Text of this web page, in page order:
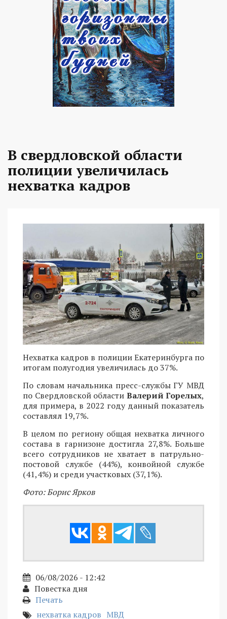
В свердловской области
полиции увеличилась
нехватка кадров
Нехватка кадров в полиции Екатеринбурга по
итогам полугодия увеличилась до 37%.
По словам начальника пресс-службы ГУ МВД
по Свердловской области Валерий Горелых,
для примера, в 2022 году данный показатель
составлял 19,7%.
В целом по региону общая нехватка личного
состава в гарнизоне достигла 27,8%. Больше
всего сотрудников не хватает в патрульно-
постовой службе (44%), конвойной службе
(41,4%) и среди участковых (37,1%).
Фото: Борис Ярков
06/08/2026 - 12:42
Повестка дня
Печать
нехватка кадров МВД